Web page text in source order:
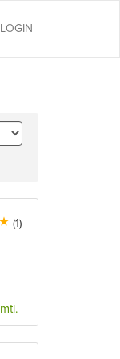
LOGIN
(1)